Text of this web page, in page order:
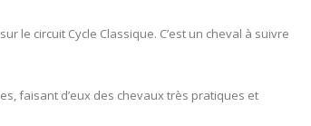
le circuit Cycle Classique. C’est un cheval à suivre
faisant d’eux des chevaux très pratiques et